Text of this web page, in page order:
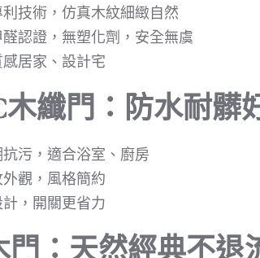
技術，仿真木紋細緻自然
認證，無塑化劑，安全無虞
居家、設計宅
木纖門：防水耐髒
污，適合浴室、廚房
觀，風格簡約
，開關更省力
門：天然經典不退